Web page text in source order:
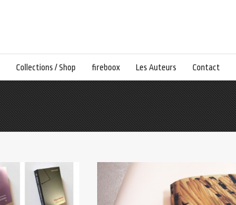
Collections / Shop fireboox Les Auteurs Contact